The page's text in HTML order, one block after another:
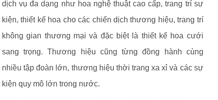
dịch vụ đa dạng như hoa nghệ thuật cao cấp, trang trí sự
kiện, thiết kế hoa cho các chiến dịch thương hiệu, trang trí
không gian thương mại và đặc biệt là thiết kế hoa cưới
sang trọng. Thương hiệu cũng từng đồng hành cùng
nhiều tập đoàn lớn, thương hiệu thời trang xa xỉ và các sự
kiện quy mô lớn trong nước.